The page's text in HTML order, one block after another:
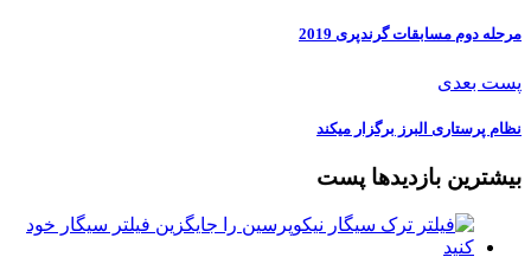
مرحله دوم مسابقات گرندپری 2019
پست بعدی
نظام پرستاری البرز برگزار میکند
بیشترین بازدیدها پست